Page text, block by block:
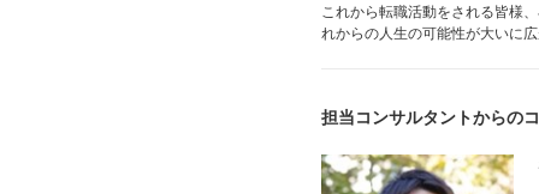
これから転職活動をされる皆様
れからの人生の可能性が大いに
担当コンサルタントからの